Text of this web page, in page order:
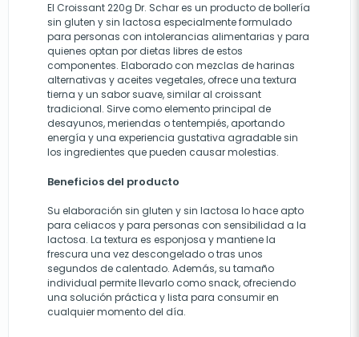
El Croissant 220g Dr. Schar es un producto de bollería
sin gluten y sin lactosa especialmente formulado
para personas con intolerancias alimentarias y para
quienes optan por dietas libres de estos
componentes. Elaborado con mezclas de harinas
alternativas y aceites vegetales, ofrece una textura
tierna y un sabor suave, similar al croissant
tradicional. Sirve como elemento principal de
desayunos, meriendas o tentempiés, aportando
energía y una experiencia gustativa agradable sin
los ingredientes que pueden causar molestias.
Beneficios del producto
Su elaboración sin gluten y sin lactosa lo hace apto
para celiacos y para personas con sensibilidad a la
lactosa. La textura es esponjosa y mantiene la
frescura una vez descongelado o tras unos
segundos de calentado. Además, su tamaño
individual permite llevarlo como snack, ofreciendo
una solución práctica y lista para consumir en
cualquier momento del día.